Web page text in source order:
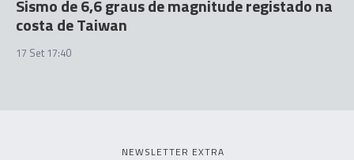
Sismo de 6,6 graus de magnitude registado na
costa de Taiwan
17 Set 17:40
NEWSLETTER EXTRA